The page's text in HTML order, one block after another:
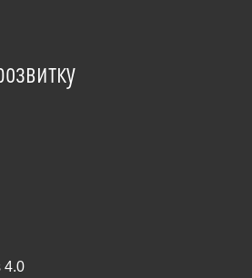
4.0